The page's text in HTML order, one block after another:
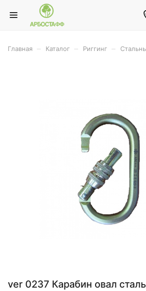
Главная Каталог Риггинг
ver 0237 Карабин овал